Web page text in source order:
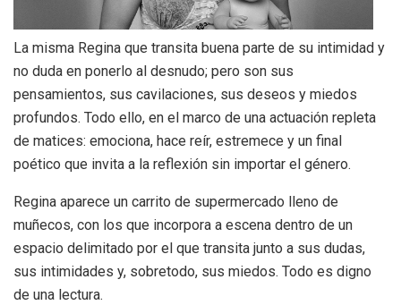
La misma Regina que transita buena parte de su intimidad y
no duda en ponerlo al desnudo; pero son sus
pensamientos, sus cavilaciones, sus deseos y miedos
profundos. Todo ello, en el marco de una actuación repleta
de matices: emociona, hace reír, estremece y un final
poético que invita a la reflexión sin importar el género.
Regina aparece un carrito de supermercado lleno de
muñecos, con los que incorpora a escena dentro de un
espacio delimitado por el que transita junto a sus dudas,
sus intimidades y, sobretodo, sus miedos. Todo es digno
de una lectura.